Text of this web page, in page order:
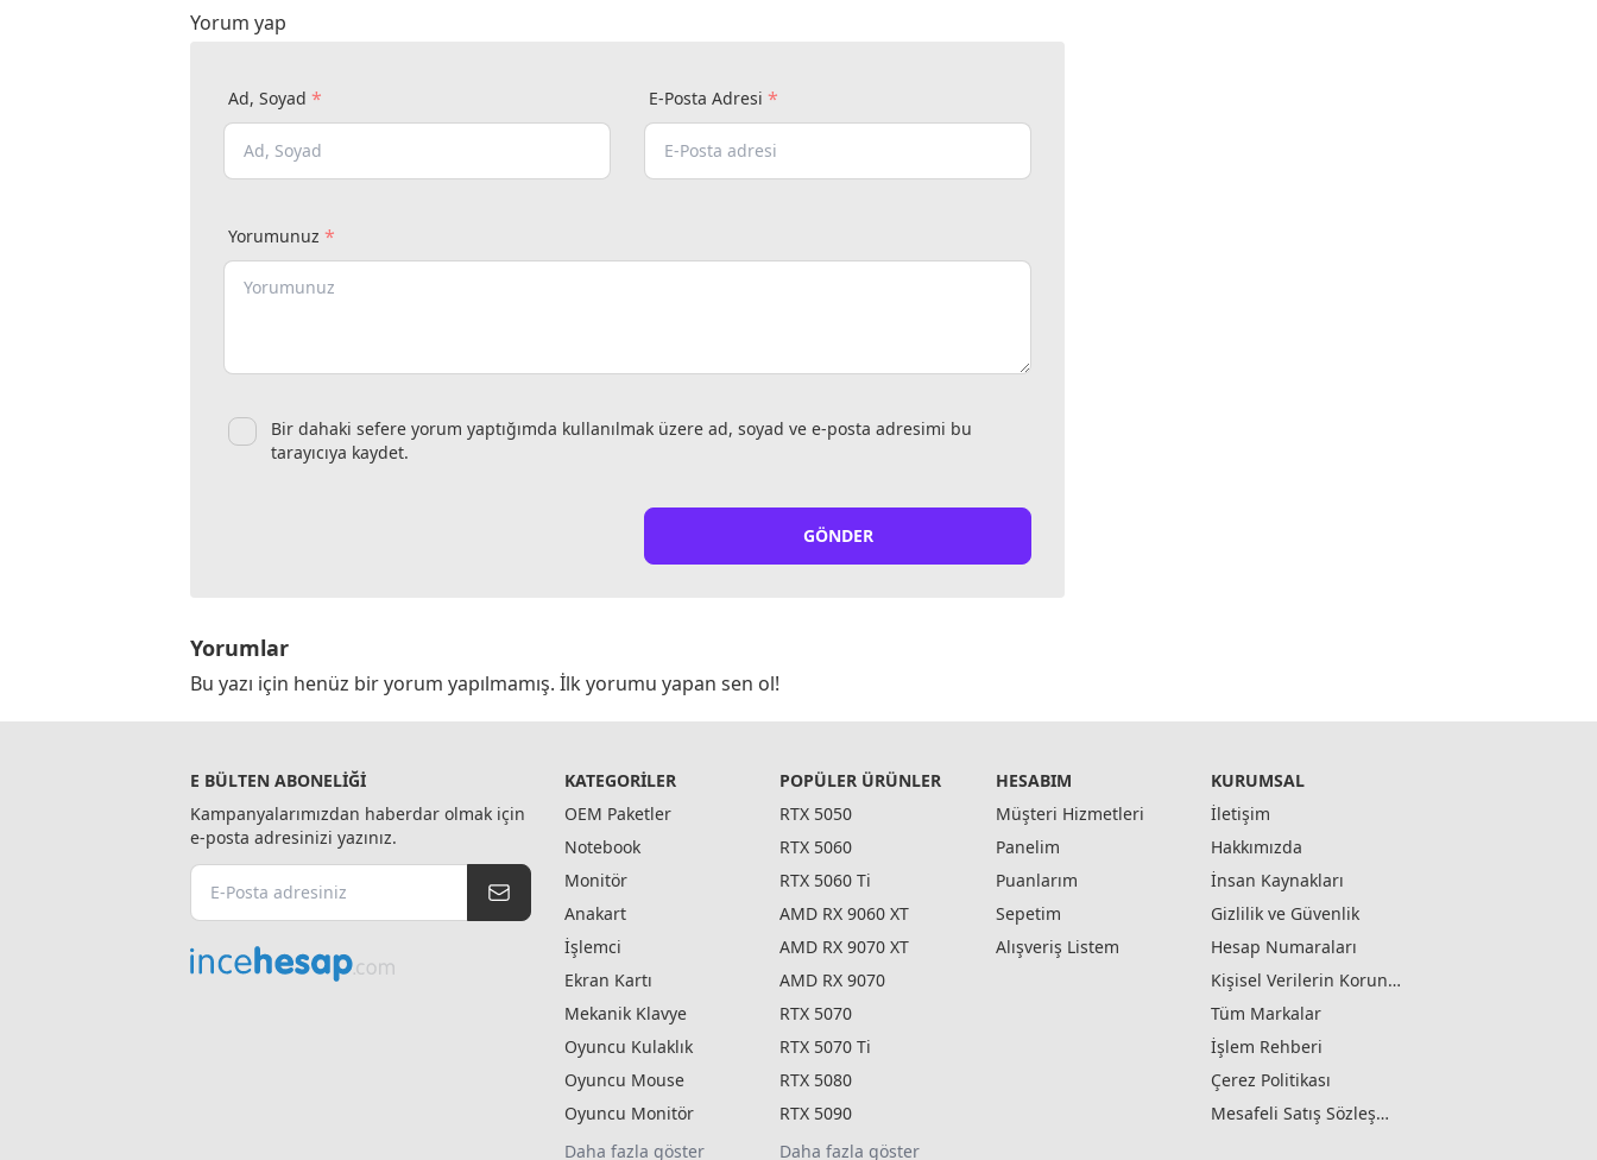
Yorum yap
Ad, Soyad * E-Posta Adresi *
Yorumunuz *
Bir dahaki sefere yorum yaptığımda kullanılmak üzere ad, soyad ve e-posta adresimi bu
tarayıcıya kaydet.
GÖNDER
Yorumlar
Bu yazı için henüz bir yorum yapılmamış. İlk yorumu yapan sen ol!
E BÜLTEN ABONELIĞI
Kampanyalarımızdan haberdar olmak için
e-posta adresinizi yazınız.
KATEGORILER
OEM Paketler
Notebook
Monitör
Anakart
İşlemci
Ekran Kartı
Mekanik Klavye
Oyuncu Kulaklık
Oyuncu Mouse
Oyuncu Monitör
Daha fazla göster
POPÜLER ÜRÜNLER
RTX 5050
RTX 5060
RTX 5060 Ti
AMD RX 9060 XT
AMD RX 9070 XT
AMD RX 9070
RTX 5070
RTX 5070 Ti
RTX 5080
RTX 5090
Daha fazla göster
HESABIM
Müşteri Hizmetleri
Panelim
Puanlarım
Sepetim
Alışveriş Listem
KURUMSAL
İletişim
Hakkımızda
İnsan Kaynakları
Gizlilik ve Güvenlik
Hesap Numaraları
Kişisel Verilerin Korunması
Tüm Markalar
İşlem Rehberi
Çerez Politikası
Mesafeli Satış Sözleşmesi